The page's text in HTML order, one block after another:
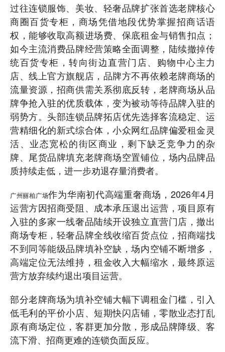
过往连锁服饰、美妆、轻奢品牌扩张首选老牌核心
商圈百货专柜，商场凭借地段优势掌握招商话语
权，能够收取高额进场费、保底租金与销售扣点；
如今主流消费品牌经营策略全面调整，陆续撤掉传
统百货专柜，转向街边直营门店、购物中心主力
店、线上官方旗舰店，品牌方不再依赖老牌商场的
流量资源，招商供需关系彻底反转，老牌商场从品
牌争抢入驻的优质载体，变为被动等待品牌入驻的
弱势方。头部连锁品牌拓店优先选择客流稳定、运
营精细化的新式综合体，小众网红品牌偏爱租金灵
活、业态宽松的街区商业，剩下缺乏竞争力的杂
牌、尾货品牌填充老牌商场空置铺位，场内品牌品
质持续走低，进一步劝退存量消费者。
广州丽柏广场作为华南初代高端重奢商场，2026年4月
运营方因招商受阻、成本承压退出运营，项目原有
入驻的多家一线奢品陆续开设独立直营门店，撤出
商场专柜，轻奢品牌全线收缩百货点位，招商端找
不到同等能级品牌填补空缺，场内空铺不断增多，
高端定位无法维持，租金收入大幅缩水，最终原运
营方放弃续约退出项目运营。
部分老牌商场为填补空铺大幅下调租金门槛，引入
低毛利的平价小店、短期快闪店铺，零散业态打乱
原有商场定位，客群更加分散，形成品牌降级、客
流下滑、招商更难的连锁负面反应。